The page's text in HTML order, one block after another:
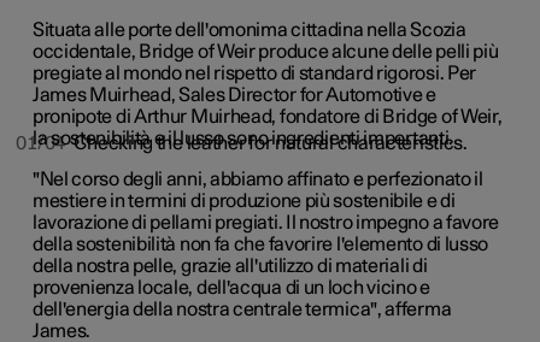
01/04 Checking the leather for natural characteristics.
Situata alle porte dell'omonima cittadina nella Scozia
occidentale, Bridge of Weir produce alcune delle pelli più
pregiate al mondo nel rispetto di standard rigorosi. Per
James Muirhead, Sales Director for Automotive e
pronipote di Arthur Muirhead, fondatore di Bridge of Weir,
la sostenibilità e il lusso sono ingredienti importanti.
"Nel corso degli anni, abbiamo affinato e perfezionato il
mestiere in termini di produzione più sostenibile e di
lavorazione di pellami pregiati. Il nostro impegno a favore
della sostenibilità non fa che favorire l'elemento di lusso
della nostra pelle, grazie all'utilizzo di materiali di
provenienza locale, dell'acqua di un loch vicino e
dell'energia della nostra centrale termica", afferma
James.